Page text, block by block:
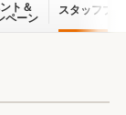
ト＆
ペーン
スタッフブ